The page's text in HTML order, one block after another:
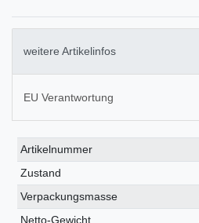
weitere Artikelinfos
EU Verantwortung
Technisches
Merkmal
Wert
Artikelnummer
Zustand
Verpackungsmasse
Netto-Gewicht